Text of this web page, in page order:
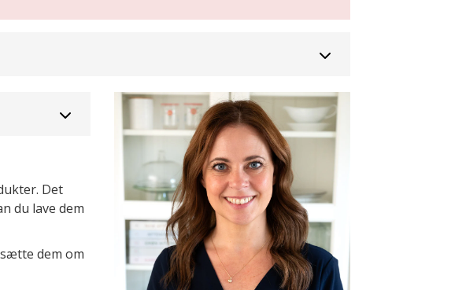
Det
du lave dem
dem om